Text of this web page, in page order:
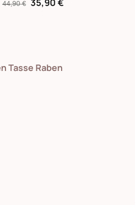
44,90 €
Tasse Raben